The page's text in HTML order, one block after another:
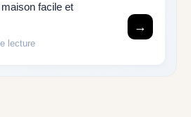
facile et
lecture
→